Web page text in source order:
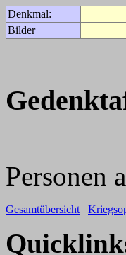
Denkmal:
Bilder
(Für
Personen
Gesamtübersicht